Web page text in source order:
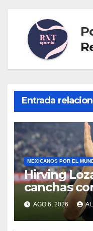
Entrada
MEXICANOS POR EL
Hirving
canchas
AGO 6, 2026